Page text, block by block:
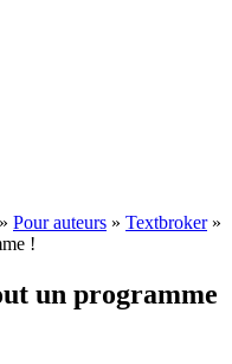
» Pour auteurs » Textbroker»
!
un programme